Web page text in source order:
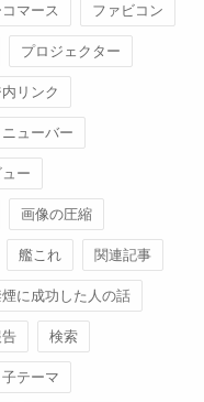
マース ファビコン
プロジェクター
リンク
ニューバー
ー
画像の圧縮
艦これ 関連記事
煙に成功した人の話
告 検索
子テーマ